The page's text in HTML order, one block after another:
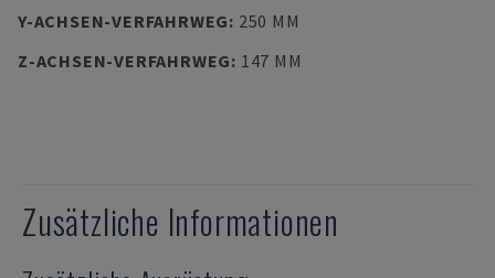
Y-ACHSEN-VERFAHRWEG: 250 MM
Z-ACHSEN-VERFAHRWEG: 147 MM
Zusätzliche Informationen